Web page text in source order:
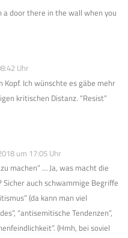
a door there in the wall when you
Uhr
Ich wünschte es gäbe mehr
kritischen Distanz. “Resist”
um 17:05 Uhr
machen” … Ja, was macht die
Sicher auch schwammige Begriffe
(da kann man viel
“antisemitische Tendenzen”,
(Hmh, bei soviel